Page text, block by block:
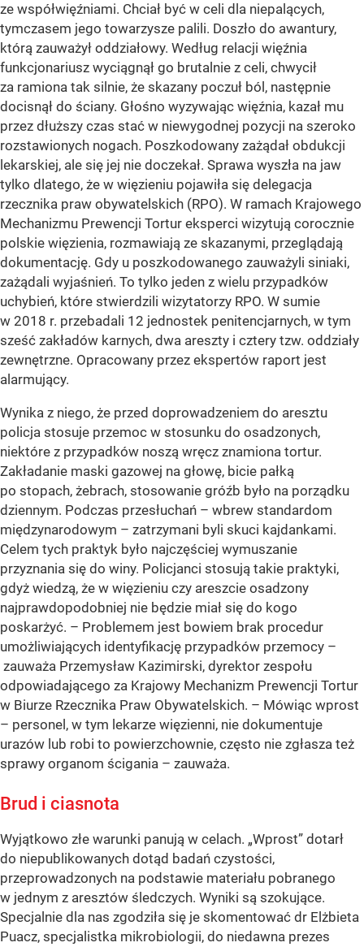
ze współwięźniami. Chciał być w celi dla niepalących,
tymczasem jego towarzysze palili. Doszło do awantury,
którą zauważył oddziałowy. Według relacji więźnia
funkcjonariusz wyciągnął go brutalnie z celi, chwycił
za ramiona tak silnie, że skazany poczuł ból, następnie
docisnął do ściany. Głośno wyzywając więźnia, kazał mu
przez dłuższy czas stać w niewygodnej pozycji na szeroko
rozstawionych nogach. Poszkodowany zażądał obdukcji
lekarskiej, ale się jej nie doczekał. Sprawa wyszła na jaw
tylko dlatego, że w więzieniu pojawiła się delegacja
rzecznika praw obywatelskich (RPO). W ramach Krajowego
Mechanizmu Prewencji Tortur eksperci wizytują corocznie
polskie więzienia, rozmawiają ze skazanymi, przeglądają
dokumentację. Gdy u poszkodowanego zauważyli siniaki,
zażądali wyjaśnień. To tylko jeden z wielu przypadków
uchybień, które stwierdzili wizytatorzy RPO. W sumie
w 2018 r. przebadali 12 jednostek penitencjarnych, w tym
sześć zakładów karnych, dwa areszty i cztery tzw. oddziały
zewnętrzne. Opracowany przez ekspertów raport jest
alarmujący.
Wynika z niego, że przed doprowadzeniem do aresztu
policja stosuje przemoc w stosunku do osadzonych,
niektóre z przypadków noszą wręcz znamiona tortur.
Zakładanie maski gazowej na głowę, bicie pałką
po stopach, żebrach, stosowanie gróźb było na porządku
dziennym. Podczas przesłuchań – wbrew standardom
międzynarodowym – zatrzymani byli skuci kajdankami.
Celem tych praktyk było najczęściej wymuszanie
przyznania się do winy. Policjanci stosują takie praktyki,
gdyż wiedzą, że w więzieniu czy areszcie osadzony
najprawdopodobniej nie będzie miał się do kogo
poskarżyć. – Problemem jest bowiem brak procedur
umożliwiających identyfikację przypadków przemocy –
zauważa Przemysław Kazimirski, dyrektor zespołu
odpowiadającego za Krajowy Mechanizm Prewencji Tortur
w Biurze Rzecznika Praw Obywatelskich. – Mówiąc wprost
– personel, w tym lekarze więzienni, nie dokumentuje
urazów lub robi to powierzchownie, często nie zgłasza też
sprawy organom ścigania – zauważa.
Brud i ciasnota
Wyjątkowo złe warunki panują w celach. „Wprost” dotarł
do niepublikowanych dotąd badań czystości,
przeprowadzonych na podstawie materiału pobranego
w jednym z aresztów śledczych. Wyniki są szokujące.
Specjalnie dla nas zgodziła się je skomentować dr Elżbieta
Puacz, specjalistka mikrobiologii, do niedawna prezes